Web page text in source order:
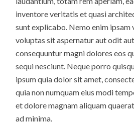
inventore veritatis et quasi
sunt explicabo. Nemo enim
voluptas sit aspernatur aut odit
consequuntur magni dolores eos
sequi nesciunt. Neque porro
ipsum quia dolor sit amet,
quia non numquam eius modi
et dolore magnam aliquam
ad minima.